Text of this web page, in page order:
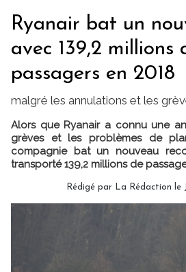
Ryanair bat un
avec 139,2 millions
passagers en 2018
malgré les annulations et les
Alors que Ryanair a connu une
grèves et les problèmes de
compagnie bat un nouveau
transporté 139,2 millions de
Rédigé par La Rédaction le